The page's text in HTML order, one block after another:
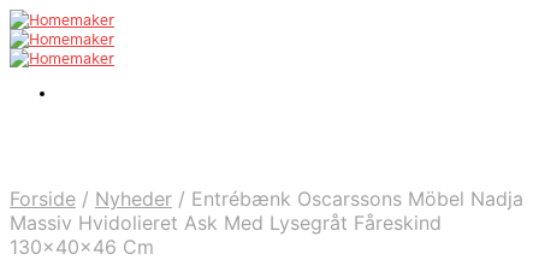
Forside / Nyheder / Entrébænk Oscarssons Möbel Nadja
Massiv Hvidolieret Ask Med Lysegråt Fåreskind
130x40x46 Cm